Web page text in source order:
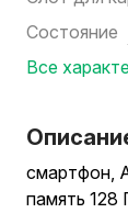
Состояние
Все
смартфон,
память 128